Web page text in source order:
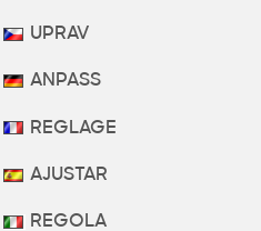
UPRAV
ANPASS
REGLAGE
AJUSTAR
REGOLA